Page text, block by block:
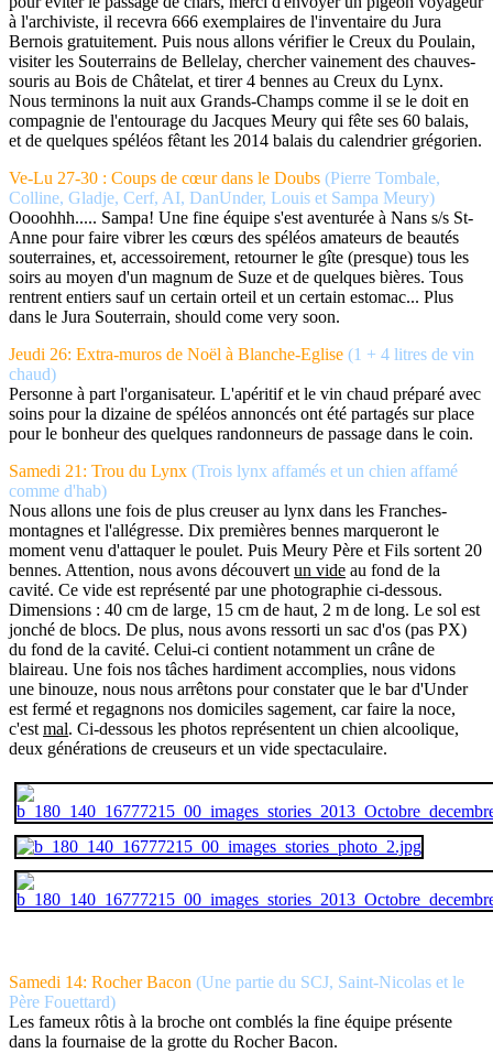
à l'archiviste, il recevra 666 exemplaires de l'inventaire du Jura
Bernois gratuitement. Puis nous allons vérifier le Creux du Poulain,
visiter les Souterrains de Bellelay, chercher vainement des chauves-
souris au Bois de Châtelat, et tirer 4 bennes au Creux du Lynx.
Nous terminons la nuit aux Grands-Champs comme il se le doit en
compagnie de l'entourage du Jacques Meury qui fête ses 60 balais,
et de quelques spéléos fêtant les 2014 balais du calendrier grégorien.
Ve-Lu 27-30 : Coups de cœur dans le Doubs (Pierre Tombale,
Colline, Gladje, Cerf, AI, DanUnder, Louis et Sampa Meury)
Oooohhh..... Sampa! Une fine équipe s'est aventurée à Nans s/s St-
Anne pour faire vibrer les cœurs des spéléos amateurs de beautés
souterraines, et, accessoirement, retourner le gîte (presque) tous les
soirs au moyen d'un magnum de Suze et de quelques bières. Tous
rentrent entiers sauf un certain orteil et un certain estomac... Plus
dans le Jura Souterrain, should come very soon.
Jeudi 26: Extra-muros de Noël à Blanche-Eglise (1 + 4 litres de vin
chaud)
Personne à part l'organisateur. L'apéritif et le vin chaud préparé avec
soins pour la dizaine de spéléos annoncés ont été partagés sur place
pour le bonheur des quelques randonneurs de passage dans le coin.
Samedi 21: Trou du Lynx (Trois lynx affamés et un chien affamé
comme d'hab)
Nous allons une fois de plus creuser au lynx dans les Franches-
montagnes et l'allégresse. Dix premières bennes marqueront le
moment venu d'attaquer le poulet. Puis Meury Père et Fils sortent 20
bennes. Attention, nous avons découvert un vide au fond de la
cavité. Ce vide est représenté par une photographie ci-dessous.
Dimensions : 40 cm de large, 15 cm de haut, 2 m de long. Le sol est
jonché de blocs. De plus, nous avons ressorti un sac d'os (pas PX)
du fond de la cavité. Celui-ci contient notamment un crâne de
blaireau. Une fois nos tâches hardiment accomplies, nous vidons
une binouze, nous nous arrêtons pour constater que le bar d'Under
est fermé et regagnons nos domiciles sagement, car faire la noce,
c'est mal. Ci-dessous les photos représentent un chien alcoolique,
deux générations de creuseurs et un vide spectaculaire.
Samedi 14: Rocher Bacon (Une partie du SCJ, Saint-Nicolas et le
Père Fouettard)
Les fameux rôtis à la broche ont comblés la fine équipe présente
dans la fournaise de la grotte du Rocher Bacon.